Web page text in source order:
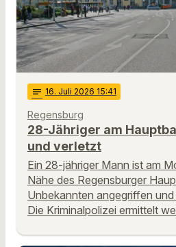
notes 16. Juli 2026 15:41
Regensburg
28-Jähriger am
und verletzt
Ein 28-jähriger Mann ist am
Nähe des Regensburger
Unbekannten angegriffen
Die Kriminalpolizei ermittelt